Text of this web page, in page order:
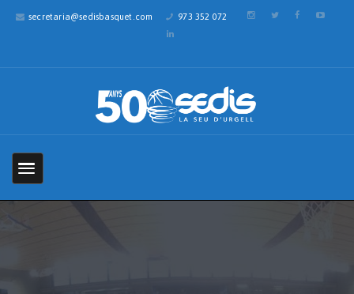
secretaria@sedisbasquet.com 973 352 072